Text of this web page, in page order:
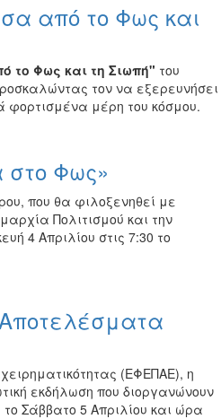
από το Φως και
το Φως και τη Σιωπή" του
τον να εξερευνήσει
φορτισμένα μέρη του κόσμου.
στο Φως»
που θα φιλοξενηθεί με
Πολιτισμού και την
4 Απριλίου στις 7:30 το
Αποτελέσματα
(ΕΦΕΠΑΕ), η
εκδήλωση που διοργανώνουν
Σάββατο 5 Απριλίου και ώρα